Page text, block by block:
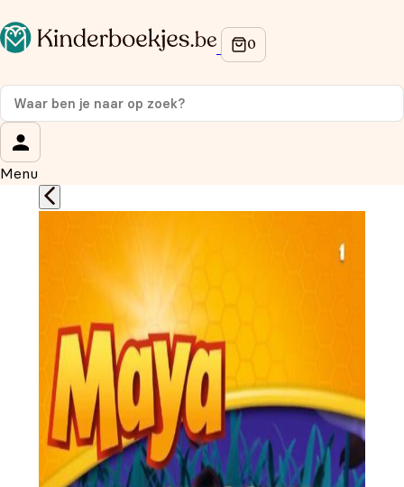
Menu
Op de hoogte blijven van onze acties?
Meld je aan voor onze nieuwsbrief en ontvang
korting
Wat is je voornaam?
Wat is je e-mailadres?*
Aanmelden
We gebruiken je gegevens om contact op te nemen,
in overeenstemming met ons privacybeleid.